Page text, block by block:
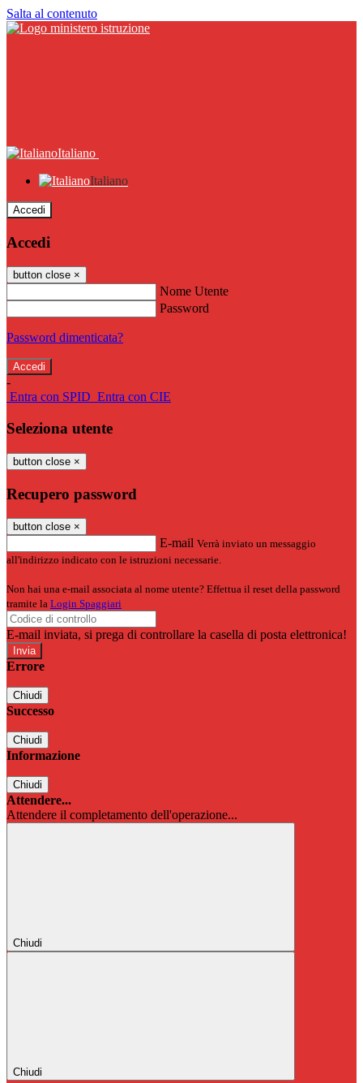
Salta al contenuto
Italiano
Italiano
Accedi
Accedi
button close ×
Nome Utente
Password
Password dimenticata?
-
Entra con SPID Entra con CIE
Seleziona utente
button close ×
Recupero password
button close ×
E-mail Verrà inviato un messaggio
all'indirizzo indicato con le istruzioni necessarie.
Non hai una e-mail associata al nome utente? Effettua il reset della password
tramite la Login Spaggiari
E-mail inviata, si prega di controllare la casella di posta elettronica!
Errore
Chiudi
Successo
Chiudi
Informazione
Chiudi
Attendere...
Attendere il completamento dell'operazione...
Chiudi
Chiudi